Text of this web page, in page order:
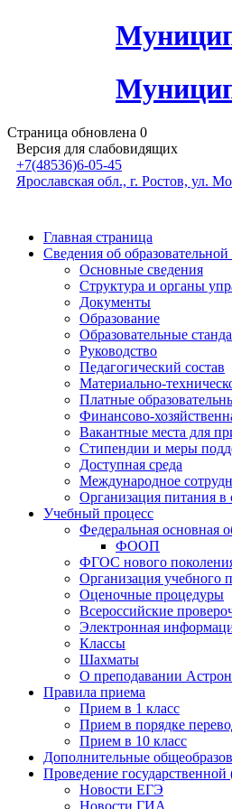
Страница обновлена 0
Версия для слабовидящих
+7(48536)6-05-45
Ярославская обл., г. Ростов, ул.
Главная страница
Сведения об
Основные сведения
Структура и органы
Документы
Образование
Образовательные
Руководство
Педагогический состав
Материально-
Платные
Финансово-
Вакантные места для
Стипендии и меры
Доступная среда
Международное
Организация питания в
Учебный процесс
Федеральная основная
ФООП
ФГОС нового
Организация учебного
Оценочные процедуры
Всероссийские
Электронная
Классы
Шахматы
О преподавании
Правила приема
Прием в 1 класс
Прием в порядке
Прием в 10 класс
Дополнительные
Проведение государственной
Новости ЕГЭ